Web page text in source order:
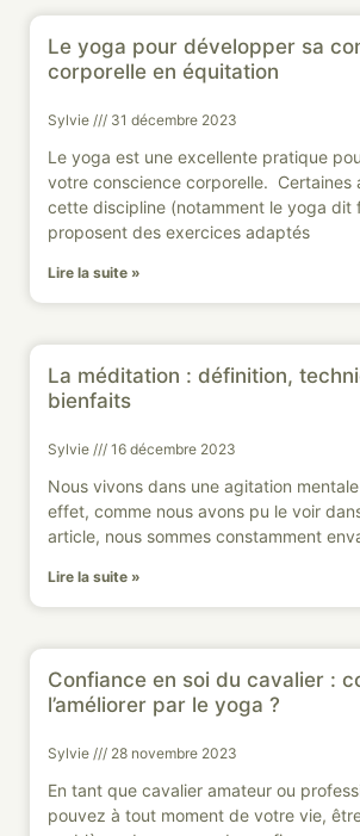
Le yoga pour développer sa
corporelle en équitation
Sylvie 31 décembre 2023
Le yoga est une excellente pratique
votre conscience corporelle. Certaines
cette discipline (notamment le yoga dit
proposent des exercices adaptés
Lire la suite »
La méditation : définition,
bienfaits
Sylvie 16 décembre 2023
Nous vivons dans une agitation
effet, comme nous avons pu le voir
article, nous sommes constamment
Lire la suite »
Confiance en soi du cavalier :
l’améliorer par le yoga ?
Sylvie 28 novembre 2023
En tant que cavalier amateur ou
pouvez à tout moment de votre vie,